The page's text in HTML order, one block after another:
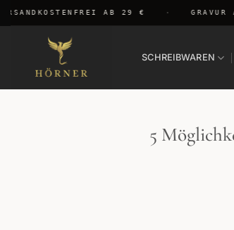
Zum
Inhalt
AB 29 € GRAVUR
SCHREIBWAREN
5